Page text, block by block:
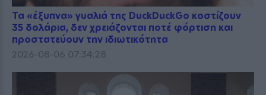
Τα «έξυπνα» γυαλιά της DuckDuckGo κοστίζουν
35 δολάρια, δεν χρειάζονται ποτέ φόρτιση και
προστατεύουν την ιδιωτικότητα
2026-08-06 07:34:28